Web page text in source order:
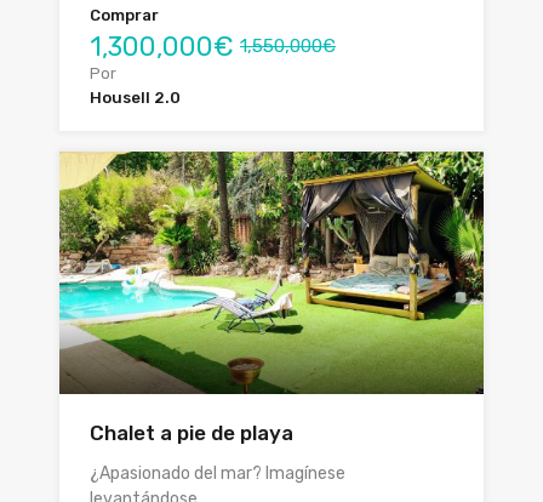
Comprar
1,300,000€ 1,550,000€
Por
Housell 2.0
Chalet a pie de playa
¿Apasionado del mar? Imagínese